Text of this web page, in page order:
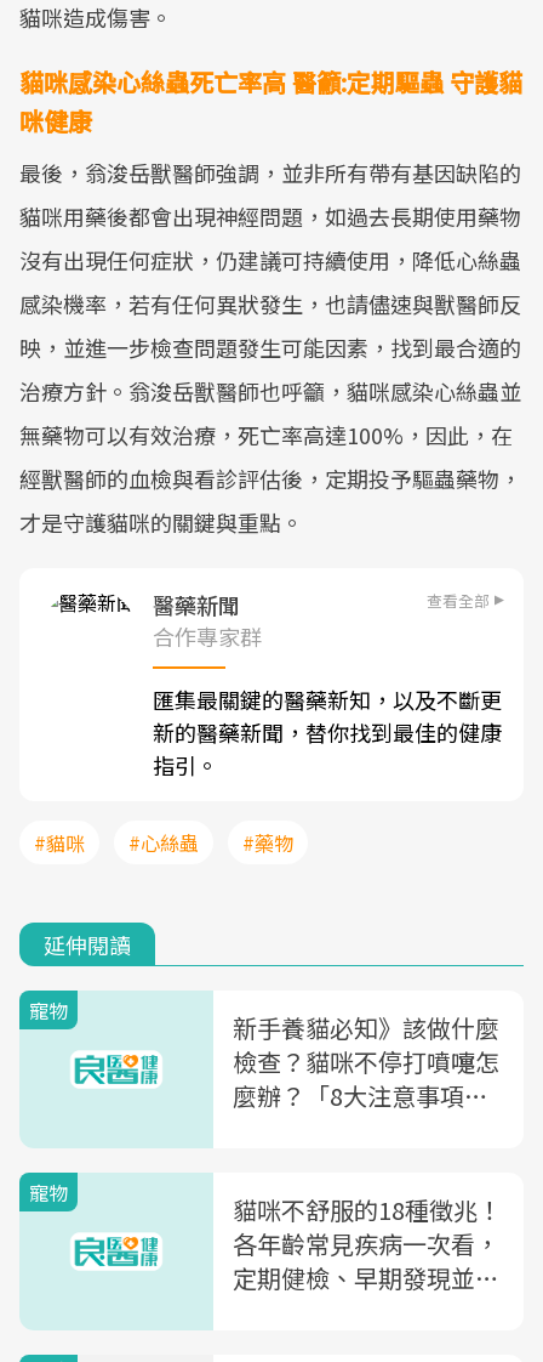
貓咪造成傷害。
貓咪感染心絲蟲死亡率高 醫籲:定期驅蟲 守護貓
咪健康
最後，翁浚岳獸醫師強調，並非所有帶有基因缺陷的
貓咪用藥後都會出現神經問題，如過去長期使用藥物
沒有出現任何症狀，仍建議可持續使用，降低心絲蟲
感染機率，若有任何異狀發生，也請儘速與獸醫師反
映，並進一步檢查問題發生可能因素，找到最合適的
治療方針。翁浚岳獸醫師也呼籲，貓咪感染心絲蟲並
無藥物可以有效治療，死亡率高達100%，因此，在
經獸醫師的血檢與看診評估後，定期投予驅蟲藥物，
才是守護貓咪的關鍵與重點。
醫藥新聞 查看全部
合作專家群
匯集最關鍵的醫藥新知，以及不斷更
新的醫藥新聞，替你找到最佳的健康
指引。
#貓咪 #心絲蟲 #藥物
延伸閱讀
寵物
新手養貓必知》該做什麼
檢查？貓咪不停打噴嚏怎
麼辦？「8大注意事項」
寵物
貓咪不舒服的18種徵兆！
各年齡常見疾病一次看，
定期健檢、早期發現並預